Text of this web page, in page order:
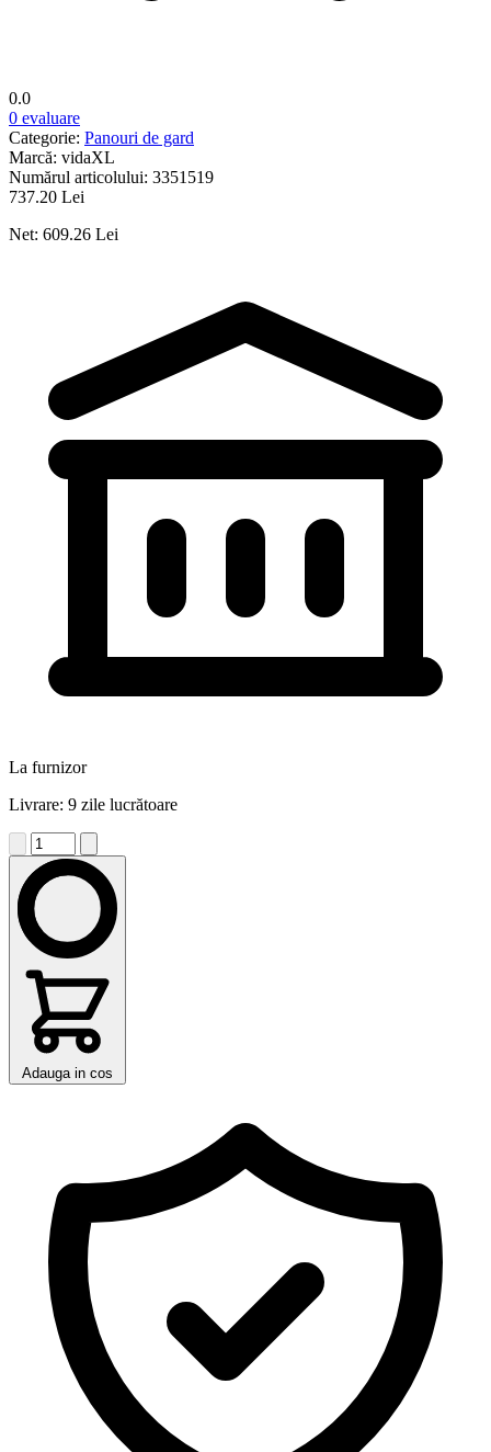
0.0
0 evaluare
Categorie: Panouri de gard
Marcă: vidaXL
Numărul articolului: 3351519
737.20 Lei
Net: 609.26 Lei
La furnizor
Livrare: 9 zile lucrătoare
Adauga in cos